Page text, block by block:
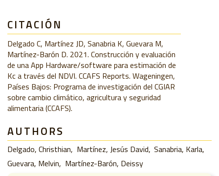
CITACIÓN
Delgado C, Martínez JD, Sanabria K, Guevara M,
Martínez-Barón D. 2021. Construcción y evaluación
de una App Hardware/software para estimación de
Kc a través del NDVI. CCAFS Reports. Wageningen,
Países Bajos: Programa de investigación del CGIAR
sobre cambio climático, agricultura y seguridad
alimentaria (CCAFS).
AUTHORS
Delgado, Christhian Martínez, Jesús David Sanabria, Karla
Guevara, Melvin Martínez-Barón, Deissy